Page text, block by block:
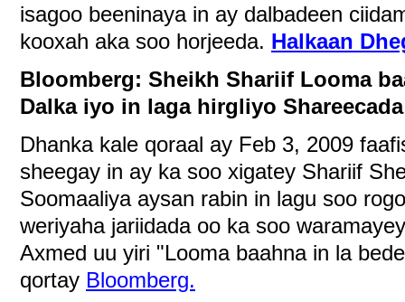
isagoo beeninaya in ay dalbadeen
kooxah aka soo horjeeda. Halkaan
Bloomberg: Sheikh Shariif Looma
Dalka iyo in laga hirgliyo
Dhanka kale qoraal ay Feb 3, 2009
sheegay in ay ka soo xigatey Shariif
Soomaaliya aysan rabin in lagu soo
weriyaha jariidada oo ka soo
Axmed uu yiri "Looma baahna in la
qortay Bloomberg.